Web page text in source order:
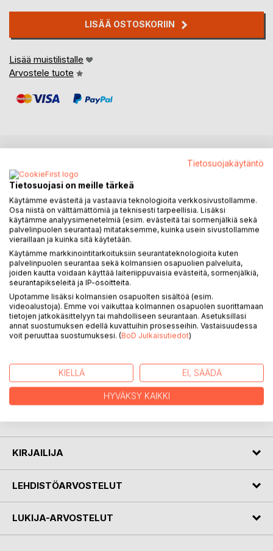
LISÄÄ OSTOSKORIIN
Lisää muistilistalle
Arvostele tuote
Taito käyttää kaikkea järkeäsi ja saada tiimisikin
käyttämään, on elämäsi tärkein taito. Se kertoo kaiken
johtamisestasi. Hyvä järkeily on tutkitusti organisaation
menestyksen kivijalka.
Lähde mukaan Heikki Matias Luoman kiertomatkalle kaiken
järjen käytöstä ja varmista oma paikkasi menestyksessä.
Tutustu käyttäytymistieteen löydöksiin syistä, joiden takia
ihmiset eivät aina käyttäydy järkevästi ja opi, kuinka
älykkäillä kysymyksillä nostat järkeilyn kukoistukseen
omaksi eduksesi ja muiden. Löydät myös tärkeät eväät
tunteiden älykkääseen hallintaan kiperissäkin tilanteissa.
tieteellisen tutkimuksen, parhaiden käytäntöjen ja oman
kokemuksensa avulla silmät avaaviin uusiin näkökohtiin
liittäen ne vaivattomasti käyttöön otettaviksi kysymyksiksi
ja työkaluiksi, joilla jalostat johtamistasi arjen
KIRJAILIJA
LEHDISTÖARVOSTELUT
LUKIJA-ARVOSTELUT
Tietosuojakäytäntö
Tietosuojasi on meille tärkeä
Käytämme evästeitä ja vastaavia teknologioita verkkosivustollamme.
Osa niistä on välttämättömiä ja teknisesti tarpeellisia. Lisäksi
käytämme analyysimenetelmiä (esim. evästeitä tai sormenjälkiä sekä
palvelinpuolen seurantaa) mitataksemme, kuinka usein sivustollamme
vieraillaan ja kuinka sitä käytetään.
Käytämme markkinointitarkoituksiin seurantateknologioita kuten
palvelinpuolen seurantaa sekä kolmansien osapuolien palveluita,
joiden kautta voidaan käyttää laiteriippuvaisia evästeitä, sormenjälkiä,
seurantapikseleitä ja IP-osoitteita.
Upotamme lisäksi kolmansien osapuolten sisältöä (esim.
videoalustoja). Emme voi vaikuttaa kolmannen osapuolen suorittamaan
tietojen jatkokäsittelyyn tai mahdolliseen seurantaan. Asetuksillasi
annat suostumuksen edellä kuvattuihin prosesseihin. Vastaisuudessa
voit peruuttaa suostumuksesi. (BoD Julkaisutiedot)
KIELLÄ EI, SÄÄDÄ
HYVÄKSY KAIKKI